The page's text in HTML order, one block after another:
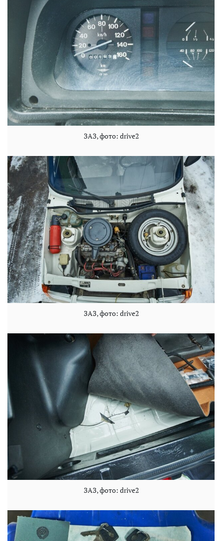
ЗАЗ, фото: drive2
ЗАЗ, фото: drive2
ЗАЗ, фото: drive2